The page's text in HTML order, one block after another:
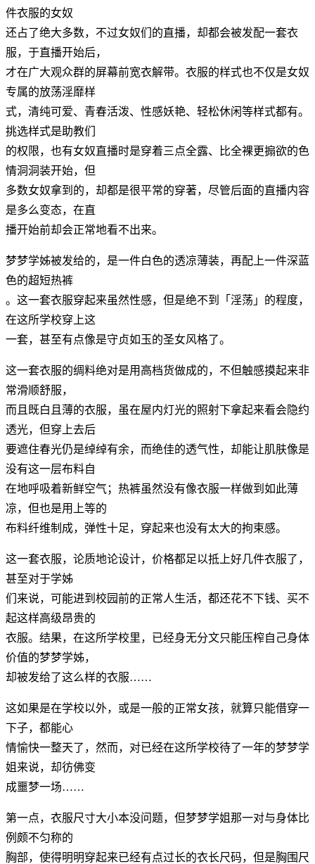
件衣服的女奴
还占了绝大多数，不过女奴们的直播，却都会被发配一套衣
服，于直播开始后，
才在广大观众群的屏幕前宽衣解带。衣服的样式也不仅是女奴
专属的放荡淫靡样
式，清纯可爱、青春活泼、性感妖艳、轻松休闲等样式都有。
挑选样式是助教们
的权限，也有女奴直播时是穿着三点全露、比全裸更搧欲的色
情洞洞装开始，但
多数女奴拿到的，却都是很平常的穿著，尽管后面的直播内容
是多么变态，在直
播开始前却会正常地看不出来。
梦梦学姊被发给的，是一件白色的透凉薄装，再配上一件深蓝
色的超短热裤
。这一套衣服穿起来虽然性感，但是绝不到「淫荡」的程度，
在这所学校穿上这
一套，甚至有点像是守贞如玉的圣女风格了。
这一套衣服的绸料绝对是用高档货做成的，不但触感摸起来非
常滑顺舒服，
而且既白且薄的衣服，虽在屋内灯光的照射下拿起来看会隐约
透光，但穿上去后
要遮住春光仍是绰绰有余，而绝佳的透气性，却能让肌肤像是
没有这一层布料自
在地呼吸着新鲜空气；热裤虽然没有像衣服一样做到如此薄
凉，但也是用上等的
布料纤维制成，弹性十足，穿起来也没有太大的拘束感。
这一套衣服，论质地论设计，价格都足以抵上好几件衣服了，
甚至对于学姊
们来说，可能进到校园前的正常人生活，都还花不下钱、买不
起这样高级昂贵的
衣服。结果，在这所学校里，已经身无分文只能压榨自己身体
价值的梦梦学姊，
却被发给了这么样的衣服……
这如果是在学校以外，或是一般的正常女孩，就算只能借穿一
下子，都能心
情愉快一整天了，然而，对已经在这所学校待了一年的梦梦学
姐来说，却彷佛变
成噩梦一场……
第一点，衣服尺寸大小本没问题，但梦梦学姐那一对与身体比
例颇不匀称的
胸部，使得明明穿起来已经有点过长的衣长尺码，但是胸围尺